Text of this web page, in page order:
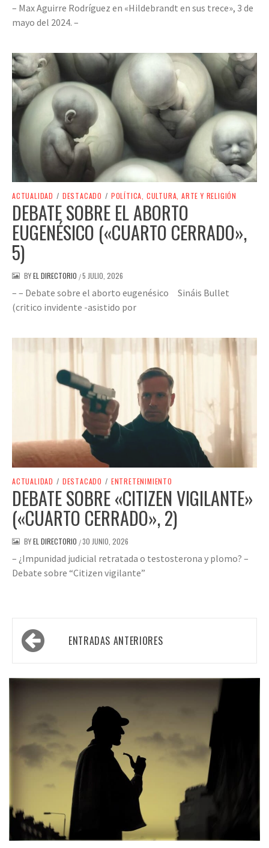
– Max Aguirre Rodríguez en «Hildebrandt en sus trece», 3 de
mayo del 2024. –
ACTUALIDAD / DESTACADO / POLÍTICA, CULTURA, ARTE Y RELIGIÓN
DEBATE SOBRE EL ABORTO
EUGENÉSICO («CUARTO CERRADO»,
5)
BYEL DIRECTORIO /5 JULIO, 2026
– – Debate sobre el aborto eugenésico Sináis Bullet
(critico invidente -asistido por
ACTUALIDAD / DESTACADO / ENTRETENIMIENTO
DEBATE SOBRE «CITIZEN VIGILANTE»
(«CUARTO CERRADO», 2)
BYEL DIRECTORIO /30 JUNIO, 2026
– ¿Impunidad judicial retratada o testosterona y plomo? –
Debate sobre “Citizen vigilante”
Navegación
de
entradas
ENTRADAS ANTERIORES